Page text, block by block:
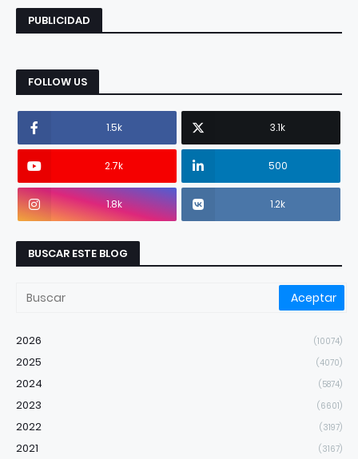
PUBLICIDAD
FOLLOW US
1.5k 3.1k
2.7k 500
1.8k 1.2k
BUSCAR ESTE BLOG
2026 (10074)
2025 (4070)
2024 (5874)
2023 (6601)
2022 (3197)
2021 (3167)